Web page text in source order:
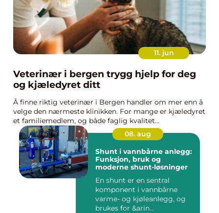
11. jun
Veterinær i bergen trygg hjelp for deg
og kjæledyret ditt
Å finne riktig veterinær i Bergen handler om mer enn å
velge den nærmeste klinikken. For mange er kjæledyret
et familiemedlem, og både faglig kvalitet...
08. aug
Shunt i vannbårne anlegg:
Funksjon, bruk og
moderne shunt-løsninger
En shunt er en sentral
komponent i vannbårne
varme- og kjøleanlegg, og
brukes for &arin...